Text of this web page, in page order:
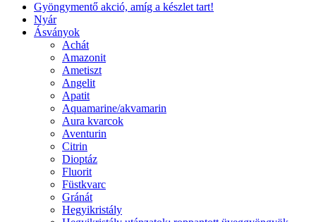
Gyöngymentő akció, amíg a készlet tart!
Nyár
Ásványok
Achát
Amazonit
Ametiszt
Angelit
Apatit
Aquamarine/akvamarin
Aura kvarcok
Aventurin
Citrin
Dioptáz
Fluorit
Füstkvarc
Gránát
Hegyikristály